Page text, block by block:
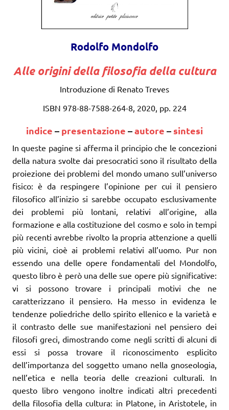
Rodolfo Mondolfo
Alle origini della filosofia della cultura
Introduzione di Renato Treves
ISBN 978-88-7588-264-8, 2020, pp. 224
indice – presentazione –autore – sintesi
In queste pagine si afferma il principio che le concezioni
della natura svolte dai presocratici sono il risultato della
proiezione dei problemi del mondo umano sull’universo
fisico: è da respingere l’opinione per cui il pensiero
filosofico all’inizio si sarebbe occupato esclusivamente
dei problemi più lontani, relativi all’origine, alla
formazione e alla costituzione del cosmo e solo in tempi
più recenti avrebbe rivolto la propria attenzione a quelli
più vicini, cioè ai problemi relativi all’uomo. Pur non
essendo una delle opere fondamentali del Mondolfo,
questo libro è però una delle sue opere più significative:
vi si possono trovare i principali motivi che ne
caratterizzano il pensiero. Ha messo in evidenza le
tendenze poliedriche dello spirito ellenico e la varietà e
il contrasto delle sue manifestazioni nel pensiero dei
filosofi greci, dimostrando come negli scritti di alcuni di
essi si possa trovare il riconoscimento esplicito
dell’importanza del soggetto umano nella gnoseologia,
nell’etica e nella teoria delle creazioni culturali. In
questo libro vengono inoltre indicati altri precedenti
della filosofia della cultura: in Platone, in Aristotele, in